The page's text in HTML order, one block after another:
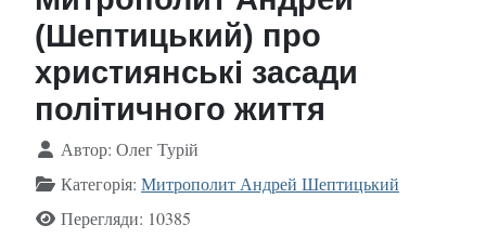
(Шептицький) про
християнські засади
політичного життя
ДеталіАвтор: Олег Турій
Категорія: Митрополит Андрей Шептицький
Перегляди: 10385